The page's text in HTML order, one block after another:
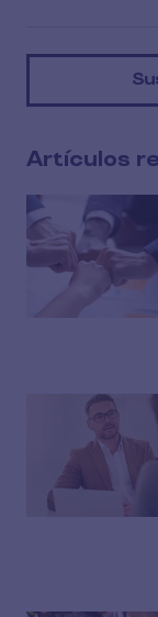
on
Artículos